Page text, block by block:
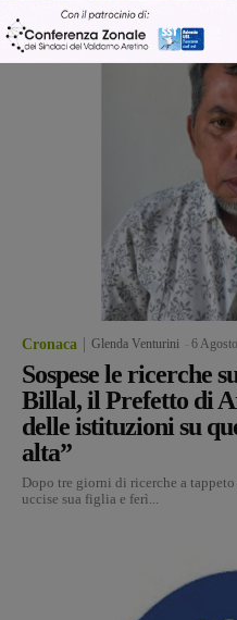
Cronaca Glenda Venturini 6
Sospese le ricerche
Billal, il Prefetto di
delle istituzioni su
alta”
Dopo tre giorni di ricerche a
uccise sua figlia e ferì...